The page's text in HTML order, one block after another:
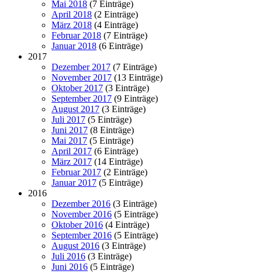
Mai 2018 (7 Einträge)
April 2018 (2 Einträge)
März 2018 (4 Einträge)
Februar 2018 (7 Einträge)
Januar 2018 (6 Einträge)
2017
Dezember 2017 (7 Einträge)
November 2017 (13 Einträge)
Oktober 2017 (3 Einträge)
September 2017 (9 Einträge)
August 2017 (3 Einträge)
Juli 2017 (5 Einträge)
Juni 2017 (8 Einträge)
Mai 2017 (5 Einträge)
April 2017 (6 Einträge)
März 2017 (14 Einträge)
Februar 2017 (2 Einträge)
Januar 2017 (5 Einträge)
2016
Dezember 2016 (3 Einträge)
November 2016 (5 Einträge)
Oktober 2016 (4 Einträge)
September 2016 (5 Einträge)
August 2016 (3 Einträge)
Juli 2016 (3 Einträge)
Juni 2016 (5 Einträge)